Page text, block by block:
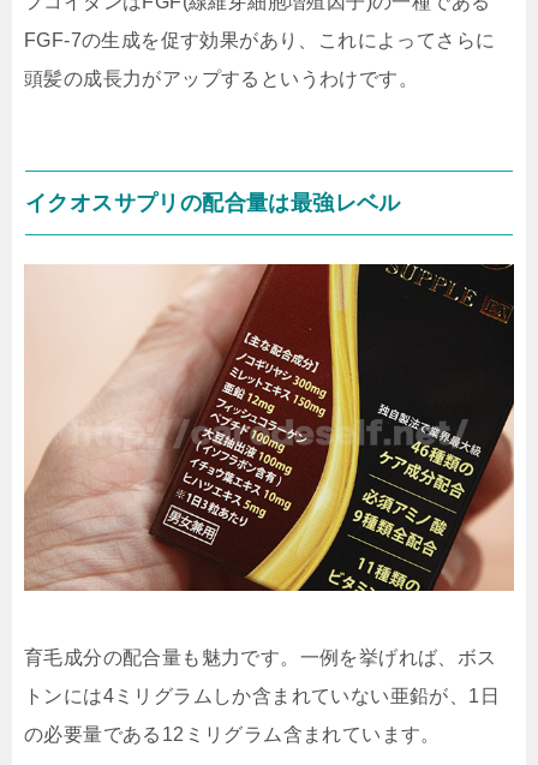
FGF-7の生成を促す効果があり、これによってさらに
頭髪の成長力がアップするというわけです。
イクオスサプリの配合量は最強レベル
育毛成分の配合量も魅力です。一例を挙げれば、ボス
トンには4ミリグラムしか含まれていない亜鉛が、1日
の必要量である12ミリグラム含まれています。